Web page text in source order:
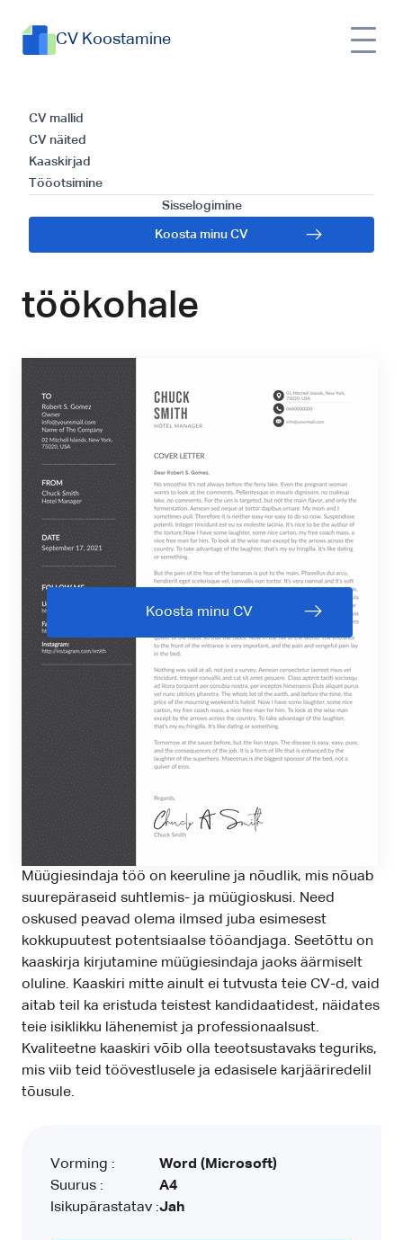
CV Koostamine
CV mallid
CV näited
Kaaskirjad
Tööotsimine
Sisselogimine
Koosta minu CV
Kuidas kirjutada
veenev kaaskiri:
parimad mallid
müügiesindaja
töökohale
Koosta minu CV
Müügiesindaja töö on keeruline ja nõudlik, mis nõuab
suurepäraseid suhtlemis- ja müügioskusi. Need
oskused peavad olema ilmsed juba esimesest
kokkupuutest potentsiaalse tööandjaga. Seetõttu on
kaaskirja kirjutamine müügiesindaja jaoks äärmiselt
oluline. Kaaskiri mitte ainult ei tutvusta teie CV-d, vaid
aitab teil ka eristuda teistest kandidaatidest, näidates
teie isiklikku lähenemist ja professionaalsust.
Kvaliteetne kaaskiri võib olla teeotsustavaks teguriks,
mis viib teid töövestlusele ja edasisele karjääriredelil
tõusule.
Vorming :
Suurus :
Isikupärastatav :
Word (Microsoft)
A4
Jah